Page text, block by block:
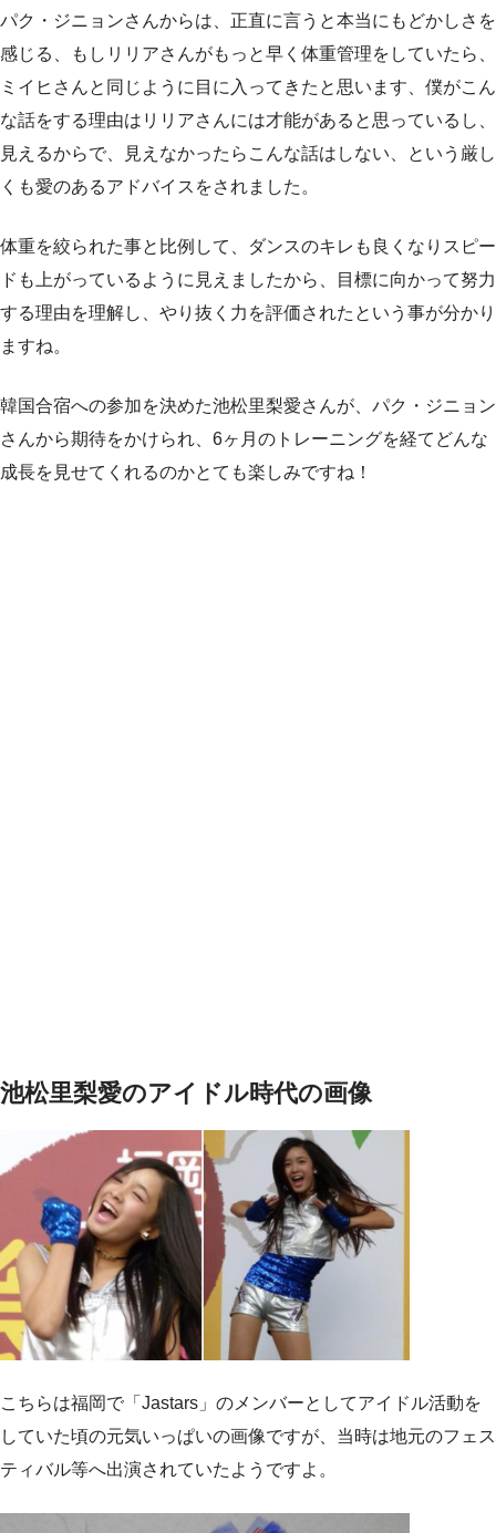
パク・ジニョンさんからは、正直に言うと本当にもどかしさを
感じる、もしリリアさんがもっと早く体重管理をしていたら、
ミイヒさんと同じように目に入ってきたと思います、僕がこん
な話をする理由はリリアさんには才能があると思っているし、
見えるからで、見えなかったらこんな話はしない、という厳し
くも愛のあるアドバイスをされました。
体重を絞られた事と比例して、ダンスのキレも良くなりスピー
ドも上がっているように見えましたから、目標に向かって努力
する理由を理解し、やり抜く力を評価されたという事が分かり
ますね。
韓国合宿への参加を決めた池松里梨愛さんが、パク・ジニョン
さんから期待をかけられ、6ヶ月のトレーニングを経てどんな
成長を見せてくれるのかとても楽しみですね！
池松里梨愛のアイドル時代の画像
こちらは福岡で「Jastars」のメンバーとしてアイドル活動を
していた頃の元気いっぱいの画像ですが、当時は地元のフェス
ティバル等へ出演されていたようですよ。